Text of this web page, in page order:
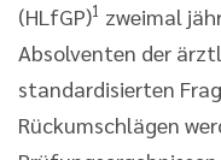
(HLfGP)1 zweimal
Absolventen der
standardisierten
Rückumschlägen